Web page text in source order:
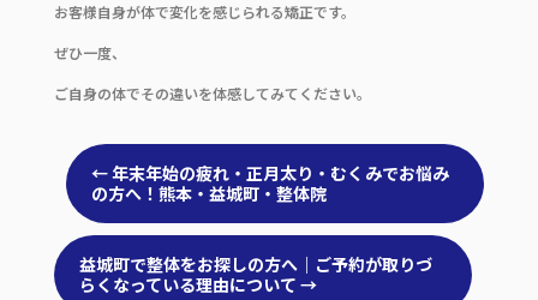
お客様自身が体で変化を感じられる矯正です。
ぜひ一度、
ご自身の体でその違いを体感してみてください。
←年末年始の疲れ・正月太り・むくみでお悩み
の方へ！熊本・益城町・整体院
益城町で整体をお探しの方へ｜ご予約が取りづ
らくなっている理由について →